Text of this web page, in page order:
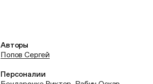
Авторы
Попов Сергей
Персоналии